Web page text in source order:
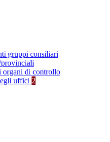
gruppi consiliari
organi di controllo
uffici 2